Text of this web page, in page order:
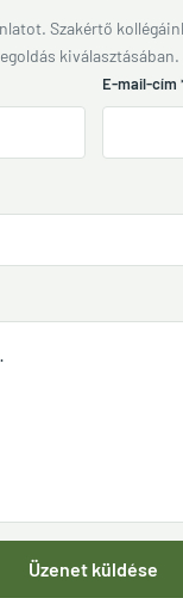
Szakértő
kiválasztásában.
E-mail-cím
Üzenet küldése